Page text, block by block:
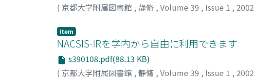
( 京都大学附属図書館 , 静脩 , Volume 39 , Issue 1 , 2002
Item
NACSIS-IRを学内から自由に利用できます
s390108.pdf(88.13 KB)
( 京都大学附属図書館 , 静脩 , Volume 39 , Issue 1 , 2002